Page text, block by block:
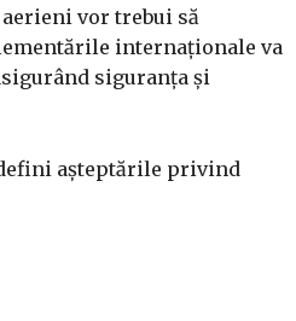
vor trebui să
internaționale va
siguranța și
așteptările privind